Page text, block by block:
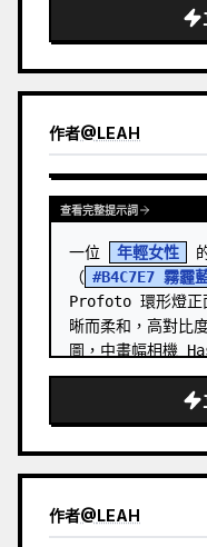
作者@LEAH
查看完整提示詞
一位 年輕女性
（ #B4C7E7 霧霾
Profoto 環形燈正
晰而柔和，高對比
圖，中畫幅相機
Billie Eilish 專輯
作者@LEAH